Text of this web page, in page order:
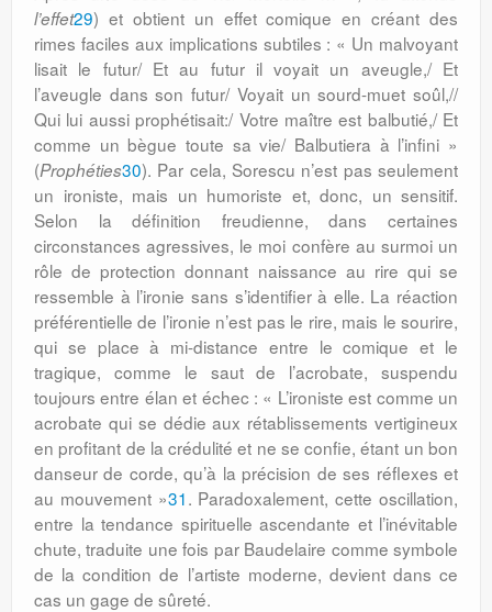
l’effet29) et obtient un effet comique en créant des
rimes faciles aux implications subtiles : « Un malvoyant
lisait le futur/ Et au futur il voyait un aveugle,/ Et
l’aveugle dans son futur/ Voyait un sourd-muet soûl,//
Qui lui aussi prophétisait:/ Votre maître est balbutié,/ Et
comme un bègue toute sa vie/ Balbutiera à l’infini »
(Prophéties30). Par cela, Sorescu n’est pas seulement
un ironiste, mais un humoriste et, donc, un sensitif.
Selon la définition freudienne, dans certaines
circonstances agressives, le moi confère au surmoi un
rôle de protection donnant naissance au rire qui se
ressemble à l’ironie sans s’identifier à elle. La réaction
préférentielle de l’ironie n’est pas le rire, mais le sourire,
qui se place à mi-distance entre le comique et le
tragique, comme le saut de l’acrobate, suspendu
toujours entre élan et échec : « L’ironiste est comme un
acrobate qui se dédie aux rétablissements vertigineux
en profitant de la crédulité et ne se confie, étant un bon
danseur de corde, qu’à la précision de ses réflexes et
au mouvement »31. Paradoxalement, cette oscillation,
entre la tendance spirituelle ascendante et l’inévitable
chute, traduite une fois par Baudelaire comme symbole
de la condition de l’artiste moderne, devient dans ce
cas un gage de sûreté.